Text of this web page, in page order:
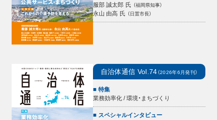
服部 誠太郎 氏 （福岡県知事）
永山 由高 氏 （日置市長）
自治体通信 Vol.74 （2026年6月発刊）
特集
業務効率化 / 環境・まちづくり
スペシャルインタビュー